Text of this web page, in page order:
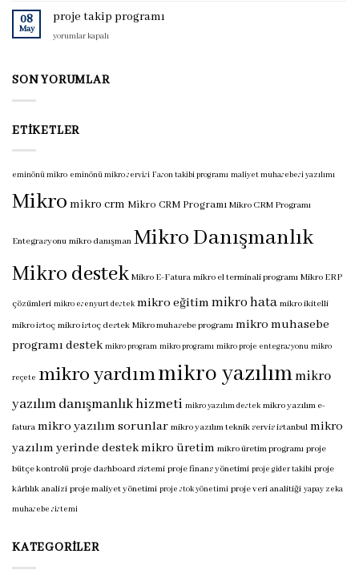
programı
08
May
proje takip programı
proje
için
yorumlar kapalı
SON YORUMLAR
ETIKETLER
eminönü mikro eminönü mikro servisi Fason takibi programı maliyet muhasebesi yazılımı
Mikro mikro crm Mikro CRM Programı Mikro CRM Programı
Entegrasyonu mikro danışman Mikro Danışmanlık
Mikro destek Mikro E-Fatura mikro el terminali programı Mikro ERP
çözümleri mikro esenyurt destek mikro eğitimmikro hata mikro ikitelli
mikro istoç mikro istoç destek Mikro muhasebe programı mikro muhasebe
programı destek mikro program mikro programı mikro proje entegrasyonu mikro
reçete mikro yardımmikro yazılımmikro
yazılım danışmanlık hizmeti mikro yazılım destek mikro yazılım e-
fatura mikro yazılım sorunlar mikro yazılım teknik servis istanbul mikro
yazılım yerinde destekmikro üretim mikro üretim programı proje
bütçe kontrolü proje dashboard sistemi proje finans yönetimi proje gider takibi proje
kârlılık analizi proje maliyet yönetimi proje stok yönetimi proje veri analitiği yapay zeka
muhasebe sistemi
KATEGORILER